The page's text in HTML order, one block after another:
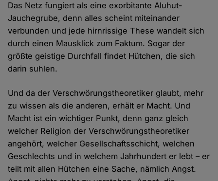
Das Netz fungiert als eine exorbitante Aluhut-
Jauchegrube, denn alles scheint miteinander
verbunden und jede hirnrissige These wandelt sich
durch einen Mausklick zum Faktum. Sogar der
größte geistige Durchfall findet Hütchen, die sich
darin suhlen.
Und da der Verschwörungstheoretiker glaubt, mehr
zu wissen als die anderen, erhält er Macht. Und
Macht ist ein wichtiger Punkt, denn ganz gleich
welcher Religion der Verschwörungstheoretiker
angehört, welcher Gesellschaftsschicht, welchen
Geschlechts und in welchem Jahrhundert er lebt – er
teilt mit allen Hütchen eine Sache, nämlich Angst.